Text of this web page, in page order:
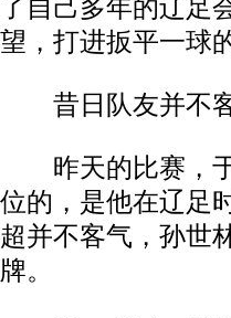
了自己多年的辽足
望，打进扳平一球
昔日队友并不
昨天的比赛，于
位的，是他在辽足
超并不客气，孙世
牌。